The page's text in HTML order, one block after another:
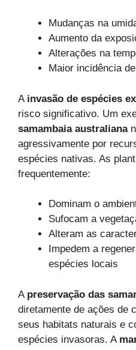
Mudanças na
Aumento da
Alterações na
Maior incidência
A invasão de espécies
risco significativo. Um
samambaia australiana
agressivamente por
espécies nativas. As
frequentemente:
Dominam o
Sufocam a
Alteram as
Impedem a
espécies locais
A preservação das
diretamente de ações de
seus habitats naturais e
espécies invasoras. A